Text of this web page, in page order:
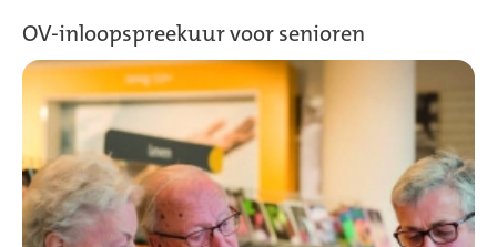
OV-inloopspreekuur voor senioren